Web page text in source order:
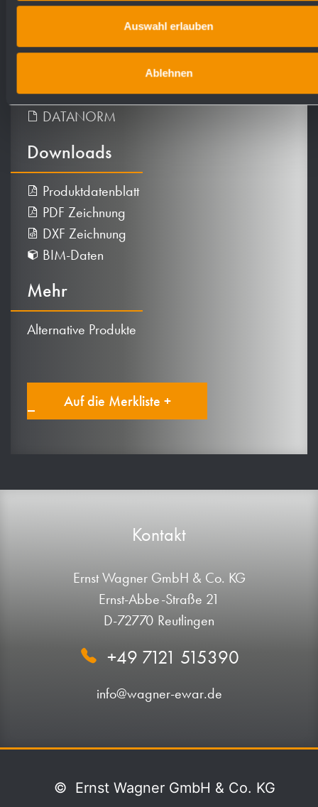
Auswahl erlauben
Ablehnen
GAEB
GAEBXML
DOC
DATANORM
Downloads
Produktdatenblatt
PDF Zeichnung
DXF Zeichnung
BIM-Daten
Mehr
Alternative Produkte
Auf die Merkliste +
Kontakt
Ernst Wagner GmbH & Co. KG
Ernst-Abbe-Straße 21
D-72770 Reutlingen
+49 7121 515390
info@wagner-ewar.de
© Ernst Wagner GmbH & Co. KG